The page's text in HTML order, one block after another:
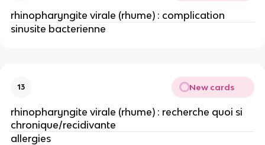
rhinopharyngite virale (rhume) : complication
sinusite bacterienne
13 New cards
rhinopharyngite virale (rhume) : recherche quoi si
chronique/recidivante
allergies